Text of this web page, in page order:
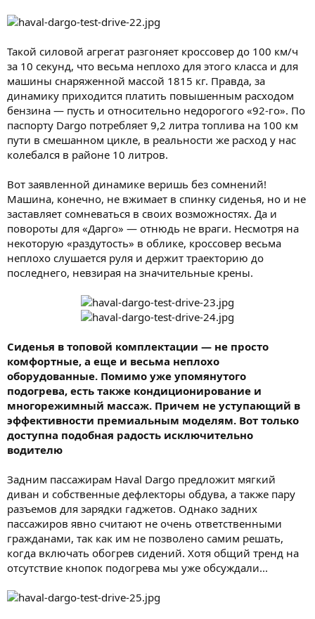
Такой силовой агрегат разгоняет кроссовер до 100 км/ч
за 10 секунд, что весьма неплохо для этого класса и для
машины снаряженной массой 1815 кг. Правда, за
динамику приходится платить повышенным расходом
бензина — пусть и относительно недорогого «92-го». По
паспорту Dargo потребляет 9,2 литра топлива на 100 км
пути в смешанном цикле, в реальности же расход у нас
колебался в районе 10 литров.
Вот заявленной динамике веришь без сомнений!
Машина, конечно, не вжимает в спинку сиденья, но и не
заставляет сомневаться в своих возможностях. Да и
повороты для «Дарго» — отнюдь не враги. Несмотря на
некоторую «раздутость» в облике, кроссовер весьма
неплохо слушается руля и держит траекторию до
последнего, невзирая на значительные крены.
Сиденья в топовой комплектации — не просто
комфортные, а еще и весьма неплохо
оборудованные. Помимо уже упомянутого
подогрева, есть также кондиционирование и
многорежимный массаж. Причем не уступающий в
эффективности премиальным моделям. Вот только
доступна подобная радость исключительно
водителю
Задним пассажирам Haval Dargo предложит мягкий
диван и собственные дефлекторы обдува, а также пару
разъемов для зарядки гаджетов. Однако задних
пассажиров явно считают не очень ответственными
гражданами, так как им не позволено самим решать,
когда включать обогрев сидений. Хотя общий тренд на
отсутствие кнопок подогрева мы уже обсуждали...